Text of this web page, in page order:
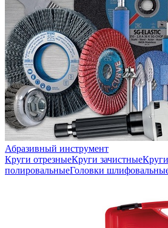
Абразивный инструмент
Круги отрезныеКруги зачистные
полировальныеГоловки